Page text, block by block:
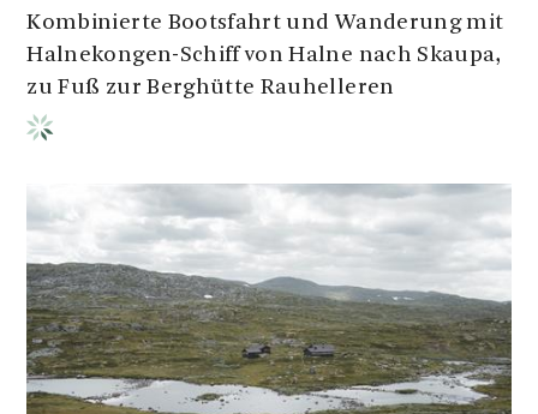
Kombinierte Bootsfahrt und Wanderung mit
Halnekongen-Schiff von Halne nach Skaupa,
zu Fuß zur Berghütte Rauhelleren